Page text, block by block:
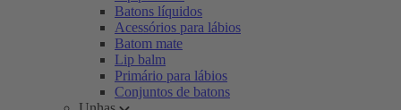
Batons líquidos
Acessórios para lábios
Batom mate
Lip balm
Primário para lábios
Conjuntos de batons